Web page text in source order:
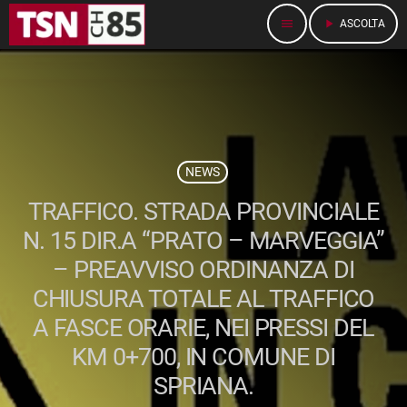
menu play_arrow ASCOLTA
NEWS
TRAFFICO. STRADA PROVINCIALE
N. 15 DIR.A “PRATO – MARVEGGIA”
– PREAVVISO ORDINANZA DI
CHIUSURA TOTALE AL TRAFFICO
A FASCE ORARIE, NEI PRESSI DEL
KM 0+700, IN COMUNE DI
SPRIANA.